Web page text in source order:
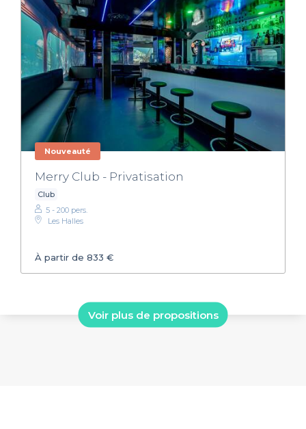
Nouveauté
Merry Club - Privatisation
Club
5 - 200 pers.
Les Halles
À partir de 833 €
Voir plus de propositions